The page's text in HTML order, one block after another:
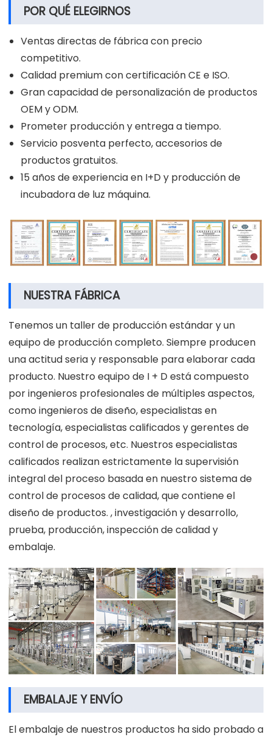
POR QUÉ ELEGIRNOS
Ventas directas de fábrica con precio
competitivo.
Calidad premium con certificación CE e ISO.
Gran capacidad de personalización de productos
OEM y ODM.
Prometer producción y entrega a tiempo.
Servicio posventa perfecto, accesorios de
productos gratuitos.
15 años de experiencia en I+D y producción de
incubadora de luz máquina.
NUESTRA FÁBRICA
Tenemos un taller de producción estándar y un
equipo de producción completo. Siempre producen
una actitud seria y responsable para elaborar cada
producto. Nuestro equipo de I + D está compuesto
por ingenieros profesionales de múltiples aspectos,
como ingenieros de diseño, especialistas en
tecnología, especialistas calificados y gerentes de
control de procesos, etc. Nuestros especialistas
calificados realizan estrictamente la supervisión
integral del proceso basada en nuestro sistema de
control de procesos de calidad, que contiene el
diseño de productos. , investigación y desarrollo,
prueba, producción, inspección de calidad y
embalaje.
EMBALAJE Y ENVÍO
El embalaje de nuestros productos ha sido probado a